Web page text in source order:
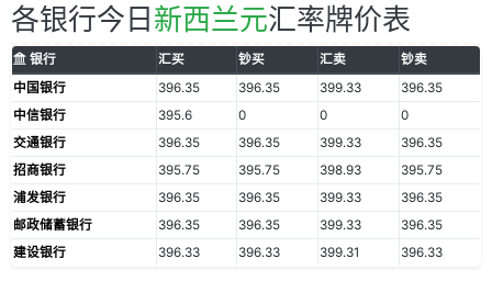
各银行今日 新西兰元汇率牌价表
银行 汇买 钞买 汇卖
钞卖
中国银行
396.35 396.35 399.33
396.35
中信银行
395.6 0 0
0
交通银行
396.35 396.35 399.33
396.35
招商银行
395.75 395.75 398.93
395.75
浦发银行
396.35 396.35 399.33
396.35
邮政储蓄银行
396.35 396.35 399.33
396.35
建设银行
396.33 396.33 399.31 396.33